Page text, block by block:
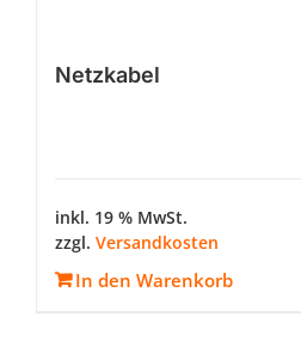
Netzkabel
inkl. 19 % MwSt.
zzgl. Versandkosten
In den Warenkorb